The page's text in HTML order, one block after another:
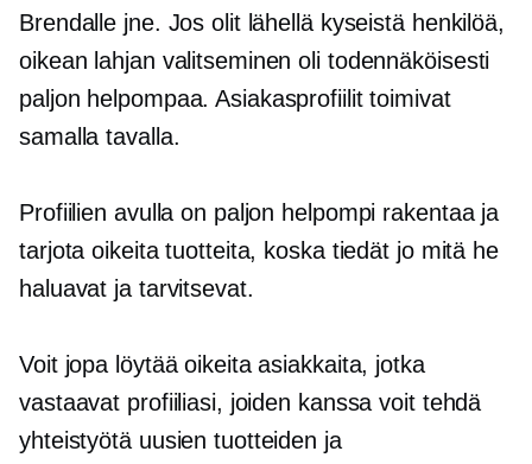
Brendalle jne. Jos olit lähellä kyseistä henkilöä,
oikean lahjan valitseminen oli todennäköisesti
paljon helpompaa. Asiakasprofiilit toimivat
samalla tavalla.
Profiilien avulla on paljon helpompi rakentaa ja
tarjota oikeita tuotteita, koska tiedät jo mitä he
haluavat ja tarvitsevat.
Voit jopa löytää oikeita asiakkaita, jotka
vastaavat profiiliasi, joiden kanssa voit tehdä
yhteistyötä uusien tuotteiden ja